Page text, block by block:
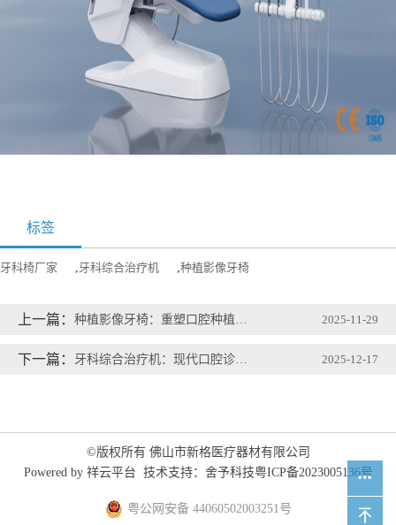
标签
牙科椅厂家 ,牙科综合治疗机 ,种植影像牙椅
上一篇： 种植影像牙椅：重塑口腔种植诊疗的精准与舒适新体验 2025-11-29
下一篇： 牙科综合治疗机：现代口腔诊疗的核心支柱 2025-12-17
©版权所有 佛山市新格医疗器材有限公司
Powered by 祥云平台 技术支持： 舍予科技粤ICP备2023005136号
粤公网安备 44060502003251号